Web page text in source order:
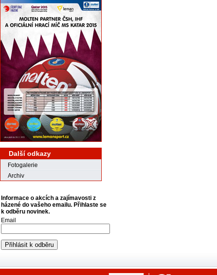
Další odkazy
Fotogalerie
Archiv
Informace o akcích a zajímavosti z
házené do vašeho emailu. Přihlaste se
k odběru novinek.
Email